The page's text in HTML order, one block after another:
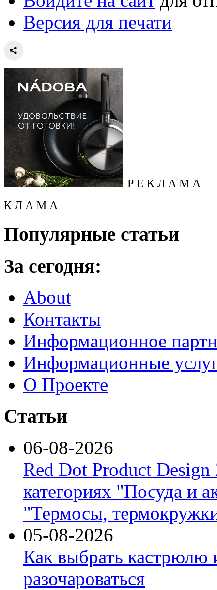
Версия для печати
Р Е К Л А М А
К Л А М А
Популярные статьи
За сегодня:
About
Контакты
Информационное
Информационные
О Проекте
Статьи
06-08-2026
Red Dot Product Design
категориях "Посуда и
"Термосы,
05-08-2026
Как выбрать кастрюлю
разочароваться